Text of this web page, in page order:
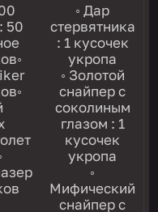
50
◦ Дар
стервятника
: 1 кусочек
укропа
◦ Золотой
снайпер с
соколиным
глазом : 1
кусочек
укропа
◦
Мифический
снайпер с